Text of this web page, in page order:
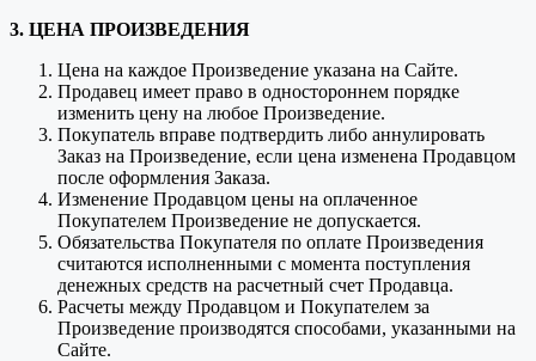
3. ЦЕНА ПРОИЗВЕДЕНИЯ
Цена на каждое Произведение указана на Сайте.
Продавец имеет право в одностороннем порядке
изменить цену на любое Произведение.
Покупатель вправе подтвердить либо аннулировать
Заказ на Произведение, если цена изменена Продавцом
после оформления Заказа.
Изменение Продавцом цены на оплаченное
Покупателем Произведение не допускается.
Обязательства Покупателя по оплате Произведения
считаются исполненными с момента поступления
денежных средств на расчетный счет Продавца.
Расчеты между Продавцом и Покупателем за
Произведение производятся способами, указанными на
Сайте.